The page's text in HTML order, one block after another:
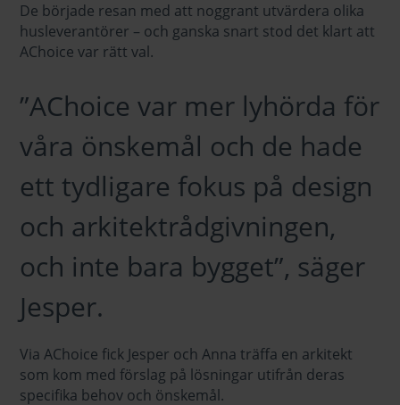
De började resan med att noggrant utvärdera olika
husleverantörer – och ganska snart stod det klart att
AChoice var rätt val.
”AChoice var mer lyhörda för
våra önskemål och de hade
ett tydligare fokus på design
och arkitektrådgivningen,
och inte bara bygget”, säger
Jesper.
Via AChoice fick Jesper och Anna träffa en arkitekt
som kom med förslag på lösningar utifrån deras
specifika behov och önskemål.